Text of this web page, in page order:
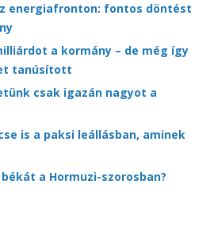
energiafronton: fontos döntést
a kormány – de még így
tanúsított
csak igazán nagyot a
is a paksi leállásban, aminek
a Hormuzi-szorosban?